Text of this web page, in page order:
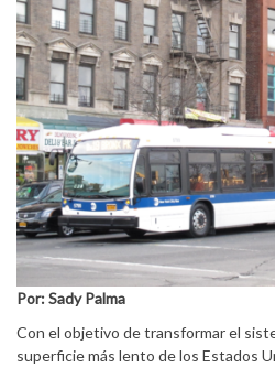
Por: Sady Palma
Con el objetivo de transformar el
superficie más lento de los Estados